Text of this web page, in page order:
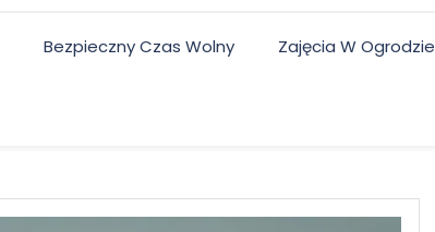
Bezpieczny Czas Wolny Zajęcia W Ogrodzie